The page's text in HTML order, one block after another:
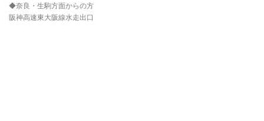
◆奈良・生駒方面からの方
阪神高速東大阪線水走出口